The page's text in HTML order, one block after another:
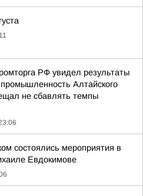
РФ увидел результаты
Алтайского
не сбавлять темпы
состоялись мероприятия в
Евдокимове